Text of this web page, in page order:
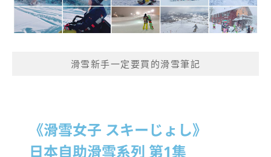
滑雪新手一定要買的滑雪筆記